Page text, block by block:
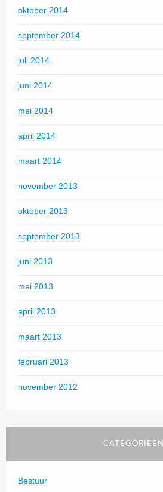
oktober 2014
september 2014
juli 2014
juni 2014
mei 2014
april 2014
maart 2014
november 2013
oktober 2013
september 2013
juni 2013
mei 2013
april 2013
maart 2013
februari 2013
november 2012
CATEGORIEËN
Bestuur